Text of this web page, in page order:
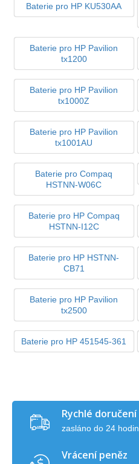
Baterie pro HP KU530AA
Baterie pro HP Pavilion
tx1200
Baterie pro HP Pavilion
tx1000Z
Baterie pro HP Pavilion
tx1001AU
Baterie pro Compaq
HSTNN-W06C
Baterie pro HP Compaq
HSTNN-I12C
Baterie pro HP HSTNN-
CB71
Baterie pro HP Pavilion
tx2500
Baterie pro HP 451545-361
Rychlé doručení
zasláno do 24 hodin
Vrácení peněz